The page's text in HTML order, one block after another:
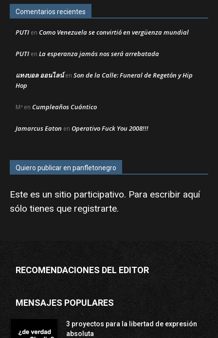
Comentarios recientes
PUTI en Como Venezuela se convirtió en vergüenza mundial
PUTI en La esperanza jamás nos será arrebatada
แทงบอล ออนไลน์en Son de la Calle: Funeral de Regetón y Hip
Hop
Mª en Cumpleaños Cuántico
Jamarcus Eaton en Operativo Fuck You 2008!!!
Quiero publicar en panfletonegro
Este es un sitio participativo. Para escribir aquí
sólo tienes que registrarte.
RECOMENDACIONES DEL EDITOR
MENSAJES POPULARES
3 proyectos para la libertad de expresión
absoluta